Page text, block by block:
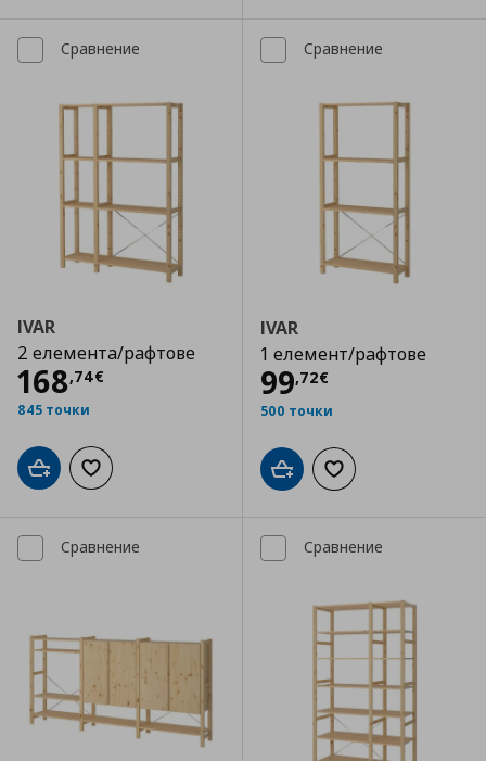
Сравнение
IVAR
2 елемента/рафтове
168,74€
Цена
845 точки
Добави в кошницата
Добави към списъка с любими
Сравнение
IVAR
1 елемент/рафтове
99,72€
Цена
500 точки
Добави в кошницата
Добави към
Сравнение Сравнение